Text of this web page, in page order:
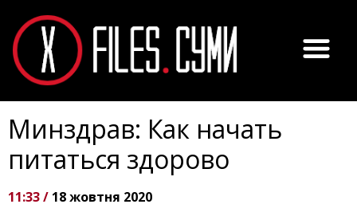
Минздрав: Как начать
питаться здорово
11:33 / 18 жовтня 2020